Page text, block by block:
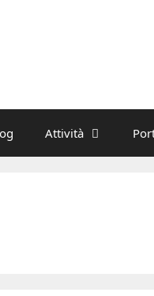
Attività